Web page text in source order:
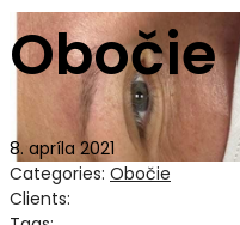
Obočie
8. apríla 2021
Categories: Obočie
Clients: